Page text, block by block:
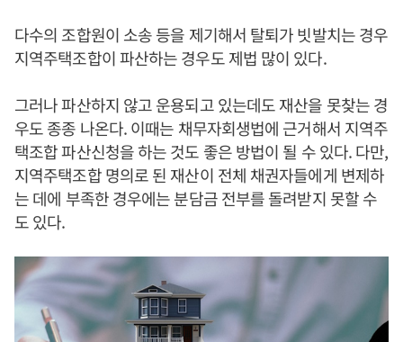
다수의 조합원이 소송 등을 제기해서 탈퇴가 빗발치는 경우
지역주택조합이 파산하는 경우도 제법 많이 있다.
그러나 파산하지 않고 운용되고 있는데도 재산을 못찾는 경
우도 종종 나온다. 이때는 채무자회생법에 근거해서 지역주
택조합 파산신청을 하는 것도 좋은 방법이 될 수 있다. 다만,
지역주택조합 명의로 된 재산이 전체 채권자들에게 변제하
는 데에 부족한 경우에는 분담금 전부를 돌려받지 못할 수
도 있다.